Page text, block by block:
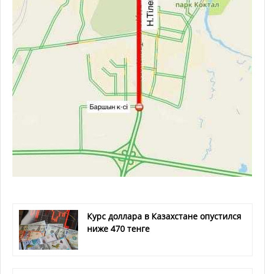
Курс доллара в Казахстане опустился
ниже 470 тенге